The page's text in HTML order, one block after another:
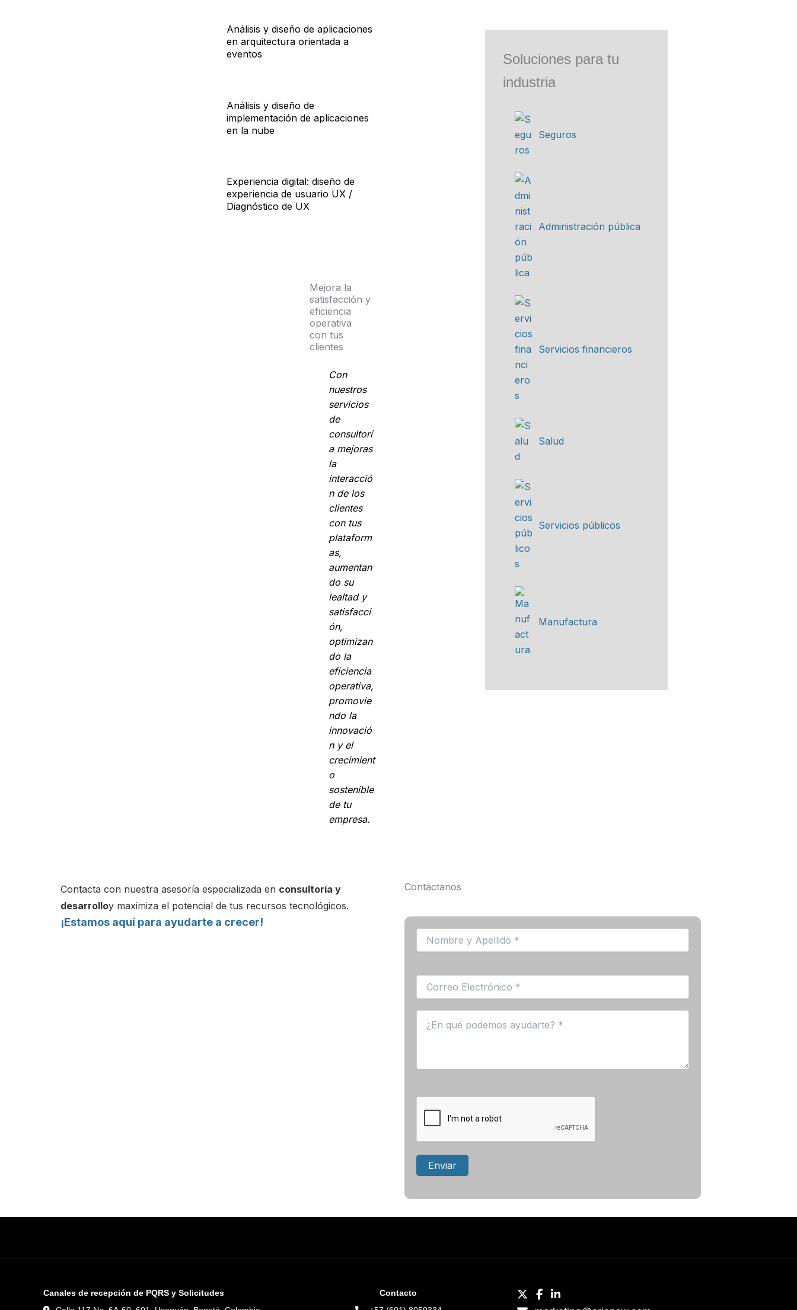
Análisis y diseño de aplicaciones
en arquitectura orientada a
eventos
Análisis y diseño de
implementación de aplicaciones
en la nube
Experiencia digital: diseño de
experiencia de usuario UX /
Diagnóstico de UX
Mejora la
satisfacción y
eficiencia
operativa
con tus
clientes
Con
nuestros
servicios
de
consultorí
a mejoras
la
interacció
n de los
clientes
con tus
plataform
as,
aumentan
do su
lealtad y
satisfacci
ón,
optimizan
do la
eficiencia
operativa,
promovie
ndo la
innovació
n y el
crecimient
o
sostenible
de tu
empresa.
Soluciones para tu
industria
Seguros
Administración pública
Servicios financieros
Salud
Servicios públicos
Manufactura
Contacta con nuestra asesoría especializada en consultoría y
desarrolloy maximiza el potencial de tus recursos tecnológicos.
¡Estamos aquí para ayudarte a crecer!
Contáctanos
Canales de recepción de PQRS y Solicitudes
Contacto